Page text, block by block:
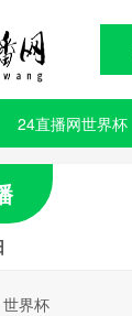
24直播网世界杯
世界杯